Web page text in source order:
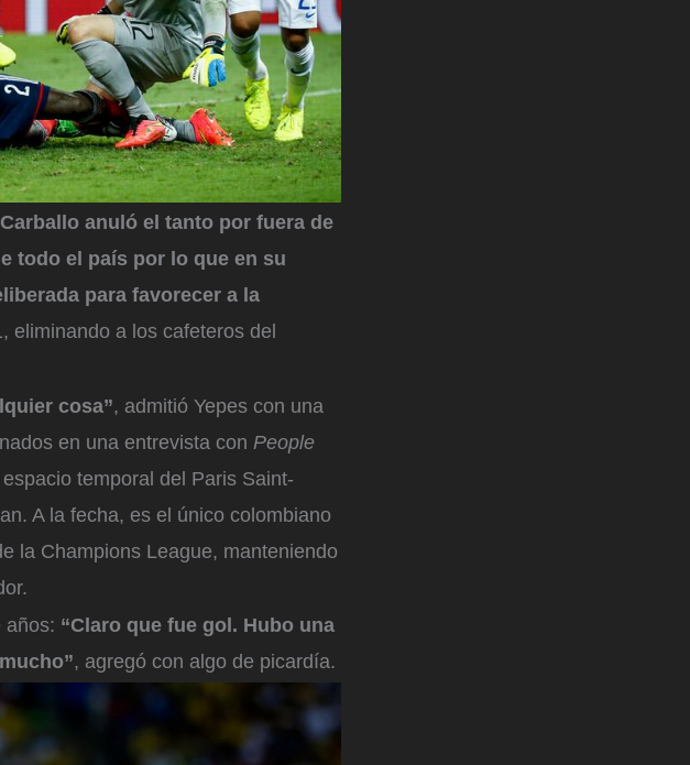
anuló el tanto por fuera de
todo el país por lo que en su
para favorecer a la
eliminando a los cafeteros del
cosa”, admitió Yepes con una
en una entrevista con People
temporal del Paris Saint-
A la fecha, es el único colombiano
la Champions League, manteniendo
años: “Claro que fue gol. Hubo una
, agregó con algo de picardía.